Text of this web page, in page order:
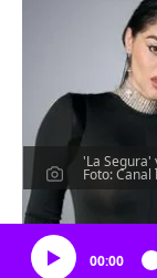
'La Segura'
Foto: Canal
00:00